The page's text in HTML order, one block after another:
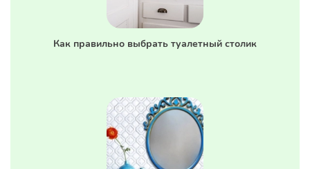
Как правильно выбрать туалетный столик